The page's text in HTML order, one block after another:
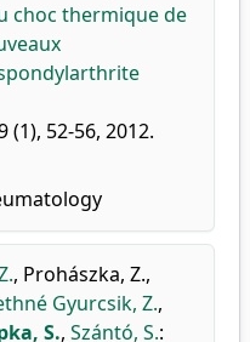
choc thermique de
(1), 52-56, 2012.
, Prohászka, Z.,
Gyurcsik, Z.,
S., Szántó, S.: